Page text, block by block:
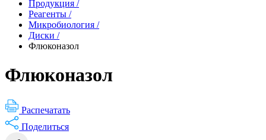
Продукция /
Реагенты /
Микробиология /
Диски /
Флюконазол
Флюконазол
Распечатать
Поделиться